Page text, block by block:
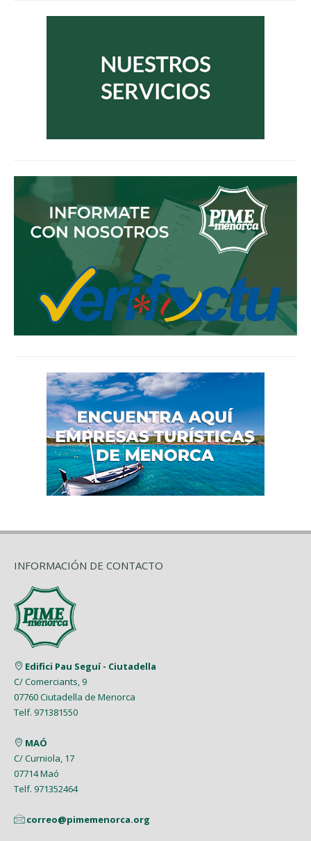
INFORMACIÓN DE CONTACTO
Edifici Pau Seguí - Ciutadella
C/ Comerciants, 9
07760 Ciutadella de Menorca
Telf. 971381550
MAÓ
C/ Curniola, 17
07714 Maó
Telf. 971352464
correo@pimemenorca.org